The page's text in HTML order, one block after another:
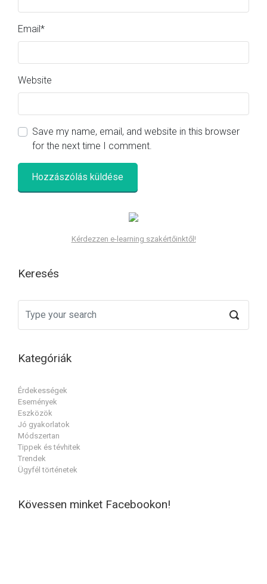
Email*
Website
Save my name, email, and website in this browser
for the next time I comment.
Kérdezzen e-learning szakértőinktől!
Keresés
Kategóriák
Érdekességek
Események
Eszközök
Jó gyakorlatok
Módszertan
Tippek és tévhitek
Trendek
Ügyfél történetek
Kövessen minket Facebookon!